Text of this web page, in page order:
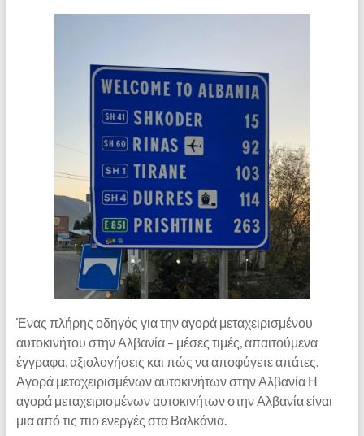
Ένας πλήρης οδηγός για την αγορά μεταχειρισμένου
αυτοκινήτου στην Αλβανία – μέσες τιμές, απαιτούμενα
έγγραφα, αξιολογήσεις και πώς να αποφύγετε απάτες.
Αγορά μεταχειρισμένων αυτοκινήτων στην Αλβανία Η
αγορά μεταχειρισμένων αυτοκινήτων στην Αλβανία είναι
μια από τις πιο ενεργές στα Βαλκάνια.